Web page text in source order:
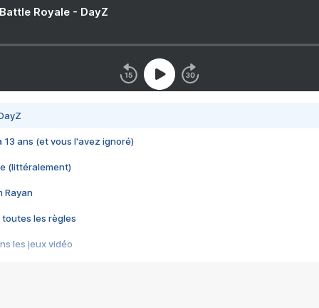
Royale - DayZ
13 ans (et vous l'avez ignoré)
(littéralement)
Rayan
toutes les règles
les jeux vidéo